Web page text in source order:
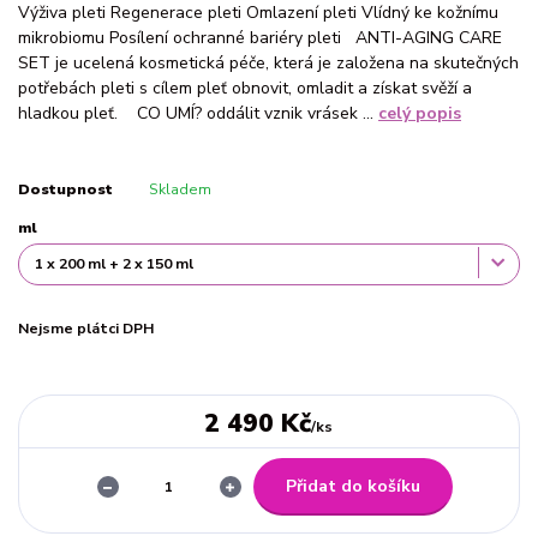
Výživa pleti Regenerace pleti Omlazení pleti Vlídný ke kožnímu
mikrobiomu Posílení ochranné bariéry pleti ANTI-AGING CARE
SET je ucelená kosmetická péče, která je založena na skutečných
potřebách pleti s cílem pleť obnovit, omladit a získat svěží a
hladkou pleť. CO UMÍ? oddálit vznik vrásek ... celý popis
Dostupnost Skladem
ml
Nejsme plátci DPH
2 490 Kč/ks
Přidat do košíku